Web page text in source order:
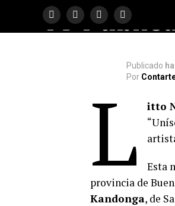
TV Pública
Publicado
Por
L itto
Esta
provincia de
Kandonga, de